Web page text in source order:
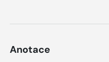
Anotace